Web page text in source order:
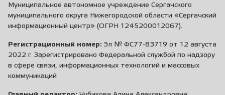
Муниципальное автономное учреждение Сергачского
муниципального округа Нижегородской области «Сергачский
информационный центр» (ОГРН 1245200012067).
Регистрационный номер: Эл № ФС77-83719 от 12 августа
2022 г. Зарегистрировано Федеральной службой по надзору
в сфере связи, информационных технологий и массовых
коммуникаций